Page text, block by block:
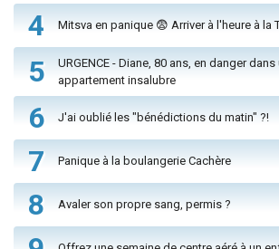
4 Mitsva en panique 😨 Arriver à l'heure à la
5
URGENCE - Diane, 80 ans, en danger dans
appartement insalubre
6 J'ai oublié les "bénédictions du matin" ?!
7 Panique à la boulangerie Cachère
8 Avaler son propre sang, permis ?